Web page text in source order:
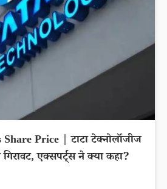
Price | टाटा टेक्नोलॉजीज
एक्सपर्ट्स ने क्या कहा?